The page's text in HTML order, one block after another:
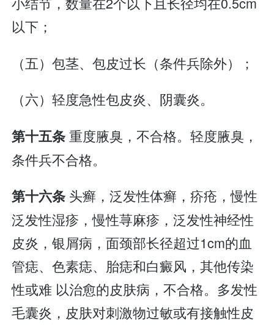
以下；
（五）包茎、包皮过长（条件兵除外）；
（六）轻度急性包皮炎、阴囊炎。
第十五条重度腋臭，不合格。轻度腋臭，
条件兵不合格。
第十六条 头癣，泛发性体癣，疥疮，慢性
泛发性湿疹，慢性荨麻疹，泛发性神经性
皮炎，银屑病，面颈部长径超过1cm的血
管痣、色素痣、胎痣和白癜风，其他传染
性或难 以治愈的皮肤病，不合格。多发性
毛囊炎，皮肤对刺激物过敏或有接触性皮